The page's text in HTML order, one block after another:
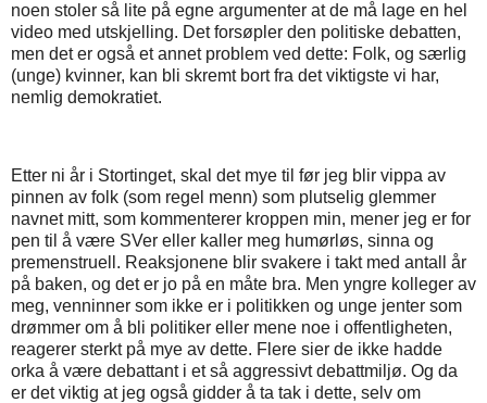
noen stoler så lite på egne argumenter at de må lage en hel
video med utskjelling. Det forsøpler den politiske debatten,
men det er også et annet problem ved dette: Folk, og særlig
(unge) kvinner, kan bli skremt bort fra det viktigste vi har,
nemlig demokratiet.
Etter ni år i Stortinget, skal det mye til før jeg blir vippa av
pinnen av folk (som regel menn) som plutselig glemmer
navnet mitt, som kommenterer kroppen min, mener jeg er for
pen til å være SVer eller kaller meg humørløs, sinna og
premenstruell. Reaksjonene blir svakere i takt med antall år
på baken, og det er jo på en måte bra. Men yngre kolleger av
meg, venninner som ikke er i politikken og unge jenter som
drømmer om å bli politiker eller mene noe i offentligheten,
reagerer sterkt på mye av dette. Flere sier de ikke hadde
orka å være debattant i et så aggressivt debattmiljø. Og da
er det viktig at jeg også gidder å ta tak i dette, selv om